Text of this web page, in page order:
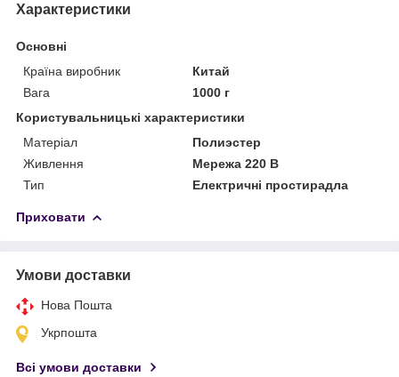
Характеристики
Основні
Країна виробник
Китай
Вага
1000 г
Користувальницькі характеристики
Матеріал
Полиэстер
Живлення
Мережа 220 В
Тип
Електричні простирадла
Приховати
Умови доставки
Нова Пошта
Укрпошта
Всі умови доставки